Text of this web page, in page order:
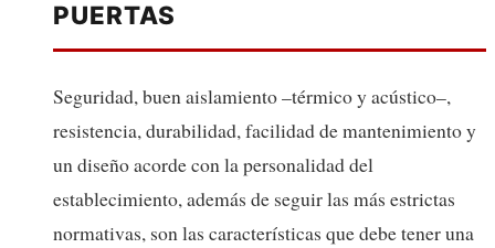
PUERTAS
Seguridad, buen aislamiento –térmico y acústico–,
resistencia, durabilidad, facilidad de mantenimiento y
un diseño acorde con la personalidad del
establecimiento, además de seguir las más estrictas
normativas, son las características que debe tener una